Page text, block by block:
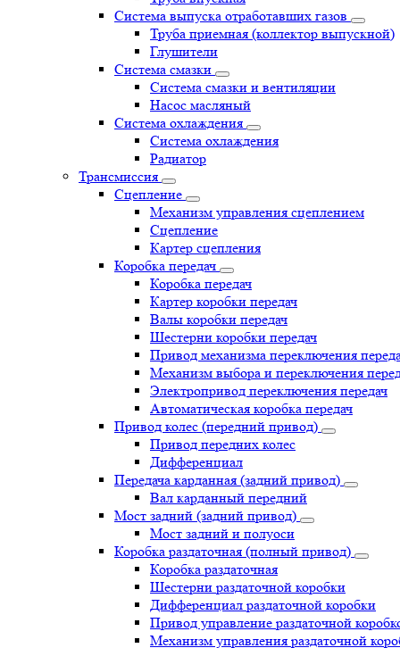
Система выпуска отработавших газов
Труба приемная (коллектор выпускной)
Глушители
Система смазки
Система смазки и вентиляции
Насос масляный
Система охлаждения
Система охлаждения
Радиатор
Трансмиссия
Сцепление
Механизм управления сцеплением
Сцепление
Картер сцепления
Коробка передач
Коробка передач
Картер коробки передач
Валы коробки передач
Шестерни коробки передач
Привод механизма переключения
Механизм выбора и переключения
Электропривод переключения передач
Автоматическая коробка передач
Привод колес (передний привод)
Привод передних колес
Дифференциал
Передача карданная (задний привод)
Вал карданный передний
Мост задний (задний привод)
Мост задний и полуоси
Коробка раздаточная (полный привод)
Коробка раздаточная
Шестерни раздаточной коробки
Дифференциал раздаточной коробки
Привод управление раздаточной
Механизм управления раздаточной